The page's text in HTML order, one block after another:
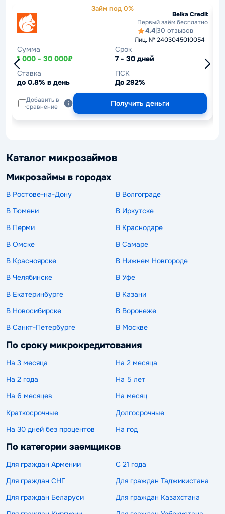
Займ под 0%
Belka Credit
Первый заём бесплатно
Лиц. № 2403045010054
4.4|30 отзывов
Сумма
1 000 - 30 000₽
Срок
7 - 30 дней
Ставка
до 0.8% в день
ПСК
До 292%
Добавить в
сравнение
Получить деньги
Каталог микрозаймов
Микрозаймы в городах
В Ростове-на-Дону
В Волгограде
В Тюмени
В Иркутске
В Перми
В Краснодаре
В Омске
В Самаре
В Красноярске
В Нижнем Новгороде
В Челябинске
В Уфе
В Екатеринбурге
В Казани
В Новосибирске
В Воронеже
В Санкт-Петербурге
В Москве
По сроку микрокредитования
На 3 месяца
На 2 месяца
На 2 года
На 5 лет
На 6 месяцев
На месяц
Краткосрочные
Долгосрочные
На 30 дней без процентов
На год
По категории заемщиков
Для граждан Армении
С 21 года
Для граждан СНГ
Для граждан Таджикистана
Для граждан Беларуси
Для граждан Казахстана